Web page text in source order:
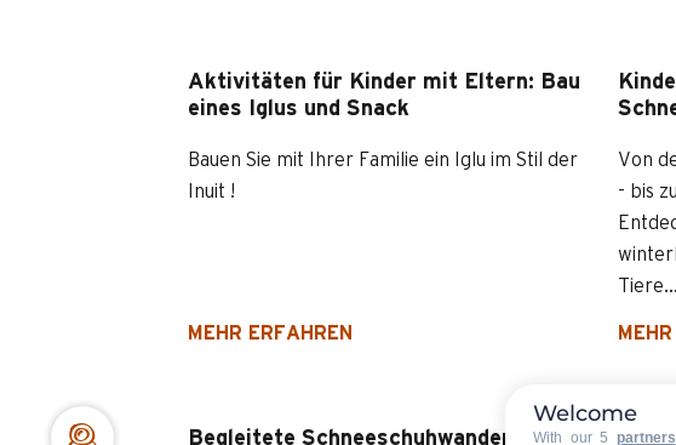
Aktivitäten für Kinder mit Eltern: Bau
eines Iglus und Snack
Bauen Sie mit Ihrer Familie ein Iglu im Stil der
Inuit !
MEHR ERFAHREN
Von
- bis
Begleitete Schneeschuhwanderungen
Welcome
With our 5 partners